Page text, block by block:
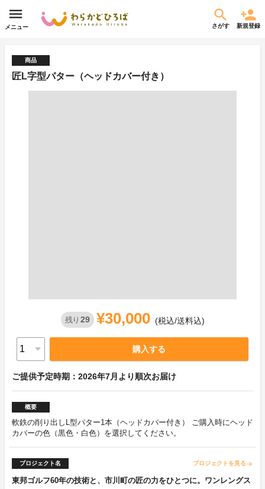
メニュー さがす 新規登録
商品
匠L字型パター（ヘッドカバー付き）
残り 29 ¥30,000 (税込/送料込)
購入する
ご提供予定時期：2026年7月より順次お届け
概要
軟鉄の削り出しL型パター1本（ヘッドカバー付き） ご購入時にヘッド
カバーの色（黒色・白色）を選択してください。
プロジェクト名 プロジェクトを見る arrow_forward
東邦ゴルフ60年の技術と、市川町の匠の力をひとつに。ワンレングス